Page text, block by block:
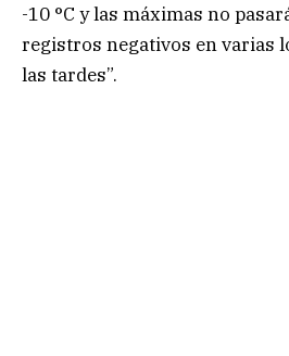
-10 °C y las máximas no
registros negativos en varias
las tardes”.